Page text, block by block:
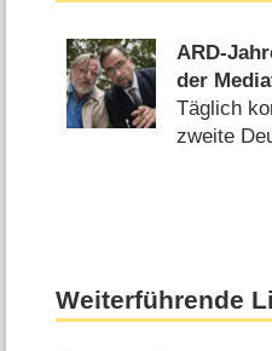
ARD-
der
Täglich
zweite
Weiterführende